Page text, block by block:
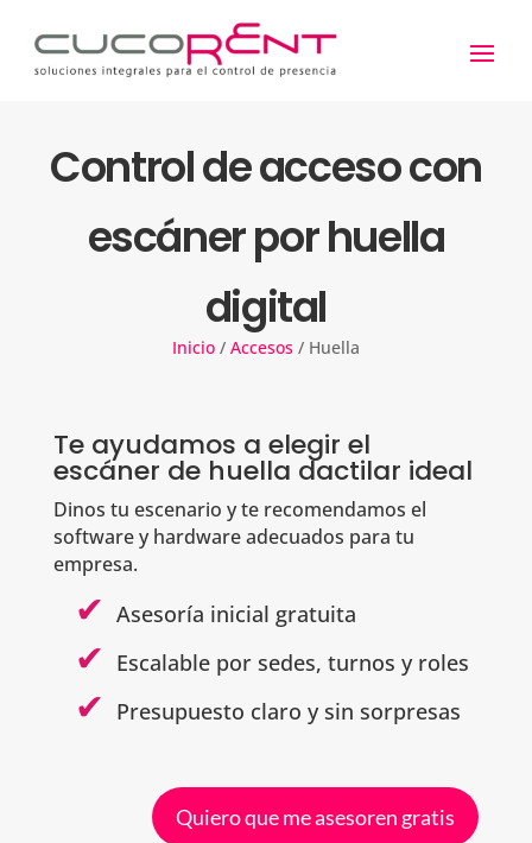
Control de acceso con
escáner por huella
digital
Inicio / Accesos / Huella
Te ayudamos a elegir el
escáner de huella dactilar ideal
Dinos tu escenario y te recomendamos el
software y hardware adecuados para tu
empresa.
Asesoría inicial gratuita
Escalable por sedes, turnos y roles
Presupuesto claro y sin sorpresas
Quiero que me asesoren gratis